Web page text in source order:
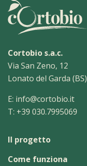
Cortobio s.a.c.
Via San Zeno, 12
Lonato del Garda (BS)
E: info@cortobio.it
T: +39 030.7995069
Il progetto
Come funziona